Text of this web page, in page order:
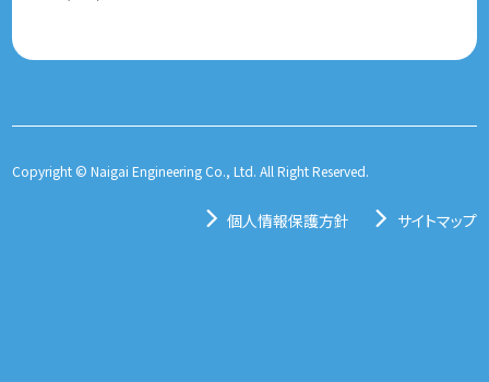
Copyright © Naigai Engineering Co., Ltd. All Right Reserved.
個人情報保護方針 サイトマップ